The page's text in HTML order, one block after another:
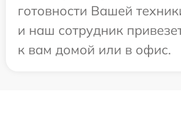
готовности Вашей
и наш сотрудник
к вам домой или в офис.